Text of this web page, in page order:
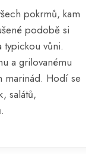
pokrmů, kam
podobě si
typickou vůni.
a grilovanému
marinád. Hodí se
salátů,